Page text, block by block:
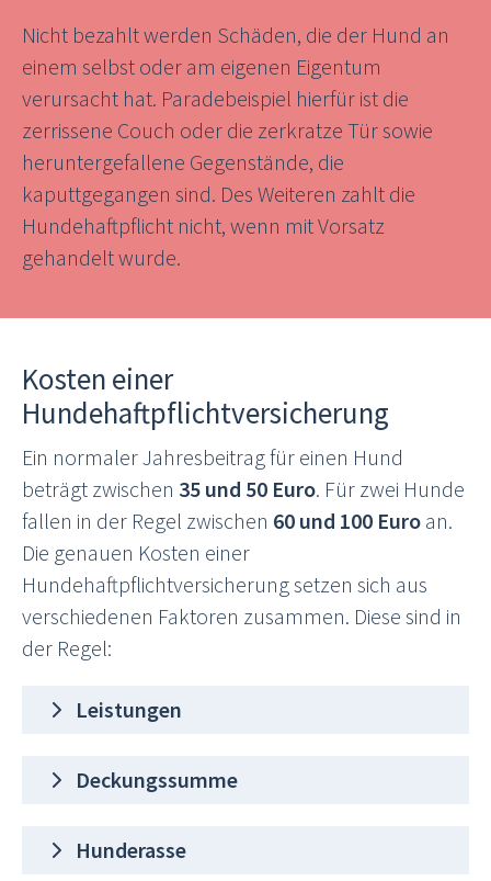
Nicht bezahlt werden Schäden, die der Hund an
einem selbst oder am eigenen Eigentum
verursacht hat. Paradebeispiel hierfür ist die
zerrissene Couch oder die zerkratze Tür sowie
heruntergefallene Gegenstände, die
kaputtgegangen sind. Des Weiteren zahlt die
Hundehaftpflicht nicht, wenn mit Vorsatz
gehandelt wurde.
Kosten einer
Hundehaftpflichtversicherung
Ein normaler Jahresbeitrag für einen Hund
beträgt zwischen 35 und 50 Euro. Für zwei Hunde
fallen in der Regel zwischen 60 und 100 Euro an.
Die genauen Kosten einer
Hundehaftpflichtversicherung setzen sich aus
verschiedenen Faktoren zusammen. Diese sind in
der Regel:
Leistungen
Deckungssumme
Hunderasse